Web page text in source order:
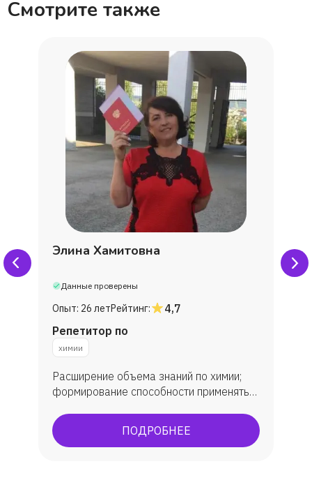
Смотрите также
Элина Хамитовна
Данные проверены
Опыт: 26 летРейтинг:
4,7
Репетитор по
химии
Расширение объема знаний по химии;
формирование способности применять
определенного уровня практического
результата при систематическом
ПОДРОБНЕЕ